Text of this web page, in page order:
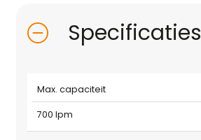
Specificaties
Max. capaciteit
700 lpm